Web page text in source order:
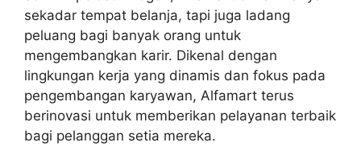
sekadar tempat belanja, tapi juga ladang
peluang bagi banyak orang untuk
mengembangkan karir. Dikenal dengan
lingkungan kerja yang dinamis dan fokus pada
pengembangan karyawan, Alfamart terus
berinovasi untuk memberikan pelayanan terbaik
bagi pelanggan setia mereka.